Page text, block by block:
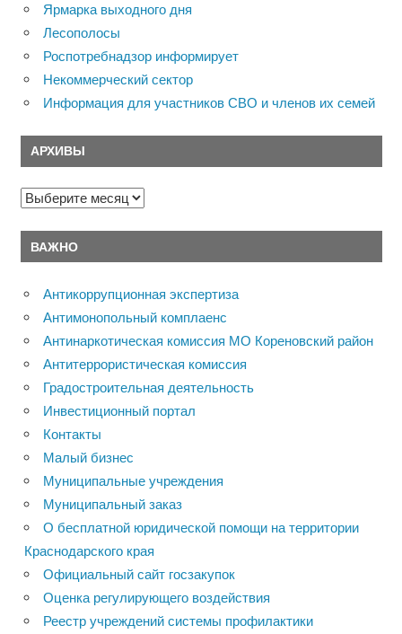
Ярмарка выходного дня
Лесополосы
Роспотребнадзор информирует
Некоммерческий сектор
Информация для участников СВО и членов их семей
АРХИВЫ
Архивы
ВАЖНО
Антикоррупционная экспертиза
Антимонопольный комплаенс
Антинаркотическая комиссия МО Кореновский район
Антитеррористическая комиссия
Градостроительная деятельность
Инвестиционный портал
Контакты
Малый бизнес
Муниципальные учреждения
Муниципальный заказ
О бесплатной юридической помощи на территории
Краснодарского края
Официальный сайт госзакупок
Оценка регулирующего воздействия
Реестр учреждений системы профилактики